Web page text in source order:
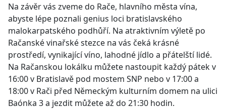
Na závěr vás zveme do Rače, hlavního města vína,
abyste lépe poznali genius loci bratislavského
malokarpatského podhůří. Na atraktivním výletě po
Račanské vinařské stezce na vás čeká krásné
prostředí, vynikající víno, lahodné jídlo a přátelští lidé.
Na Račanskou lokálku můžete nastoupit každý pátek v
16:00 v Bratislavě pod mostem SNP nebo v 17:00 a
18:00 v Rači před Německým kulturním domem na ulici
Baónka 3 a jezdit můžete až do 21:30 hodin.